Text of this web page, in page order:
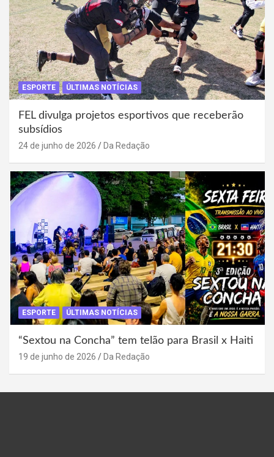
ESPORTE ÚLTIMAS NOTÍCIAS
FEL divulga projetos esportivos que receberão
subsídios
24 de junho de 2026 Da Redação
ESPORTE ÚLTIMAS NOTÍCIAS
“Sextou na Concha” tem telão para Brasil x Haiti
19 de junho de 2026 Da Redação